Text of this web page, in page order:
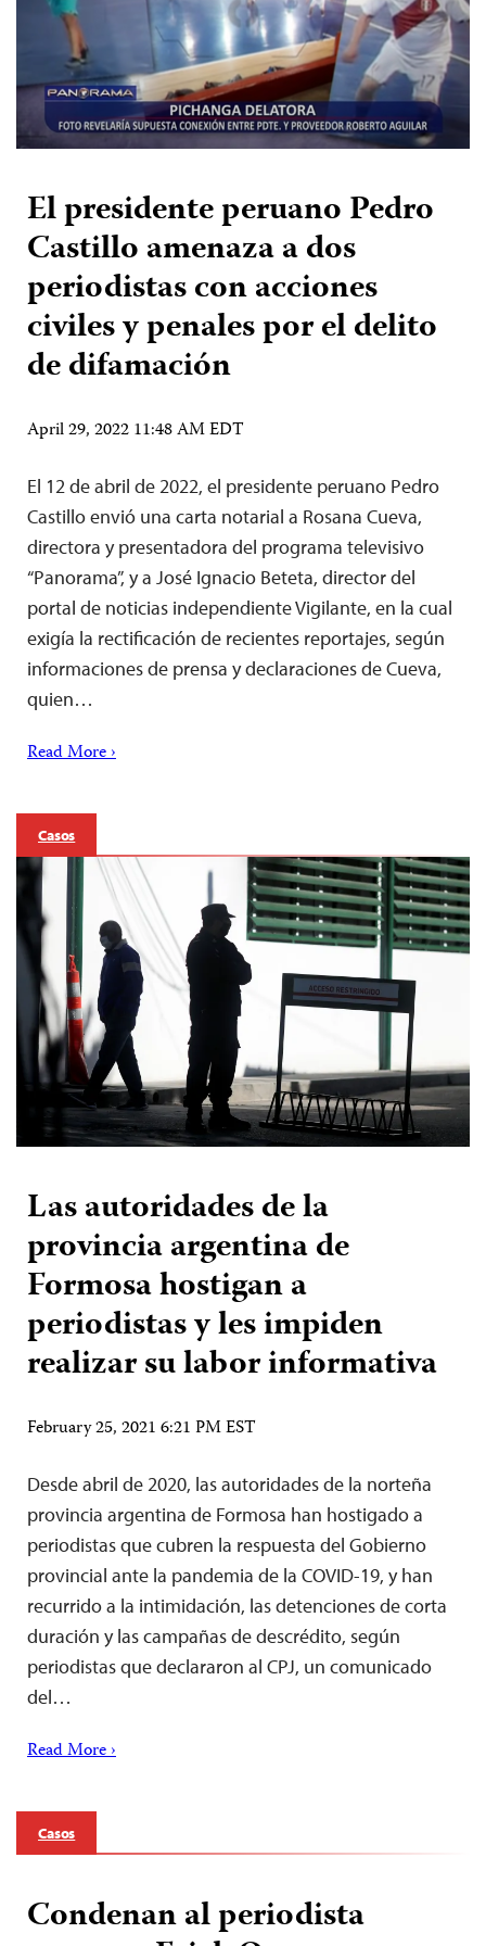
El presidente peruano Pedro
Castillo amenaza a dos
periodistas con acciones
civiles y penales por el delito
de difamación
April 29, 2022 11:48 AM EDT
El 12 de abril de 2022, el presidente peruano Pedro
Castillo envió una carta notarial a Rosana Cueva,
directora y presentadora del programa televisivo
“Panorama”, y a José Ignacio Beteta, director del
portal de noticias independiente Vigilante, en la cual
exigía la rectificación de recientes reportajes, según
informaciones de prensa y declaraciones de Cueva,
quien…
Read More ›
Casos
Las autoridades de la
provincia argentina de
Formosa hostigan a
periodistas y les impiden
realizar su labor informativa
February 25, 2021 6:21 PM EST
Desde abril de 2020, las autoridades de la norteña
provincia argentina de Formosa han hostigado a
periodistas que cubren la respuesta del Gobierno
provincial ante la pandemia de la COVID-19, y han
recurrido a la intimidación, las detenciones de corta
duración y las campañas de descrédito, según
periodistas que declararon al CPJ, un comunicado
del…
Read More ›
Casos
Condenan al periodista